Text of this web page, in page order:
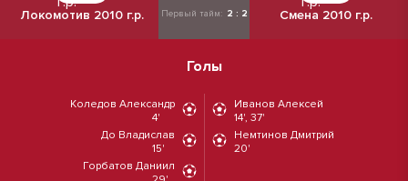
Локомотив 2010 г.р. Первый тайм: 2 : 2 Смена 2010 г.р.
Голы
Коледов Александр
4'
До Владислав
15'
Горбатов Даниил
Иванов Алексей
14', 37'
Немтинов Дмитрий
20'